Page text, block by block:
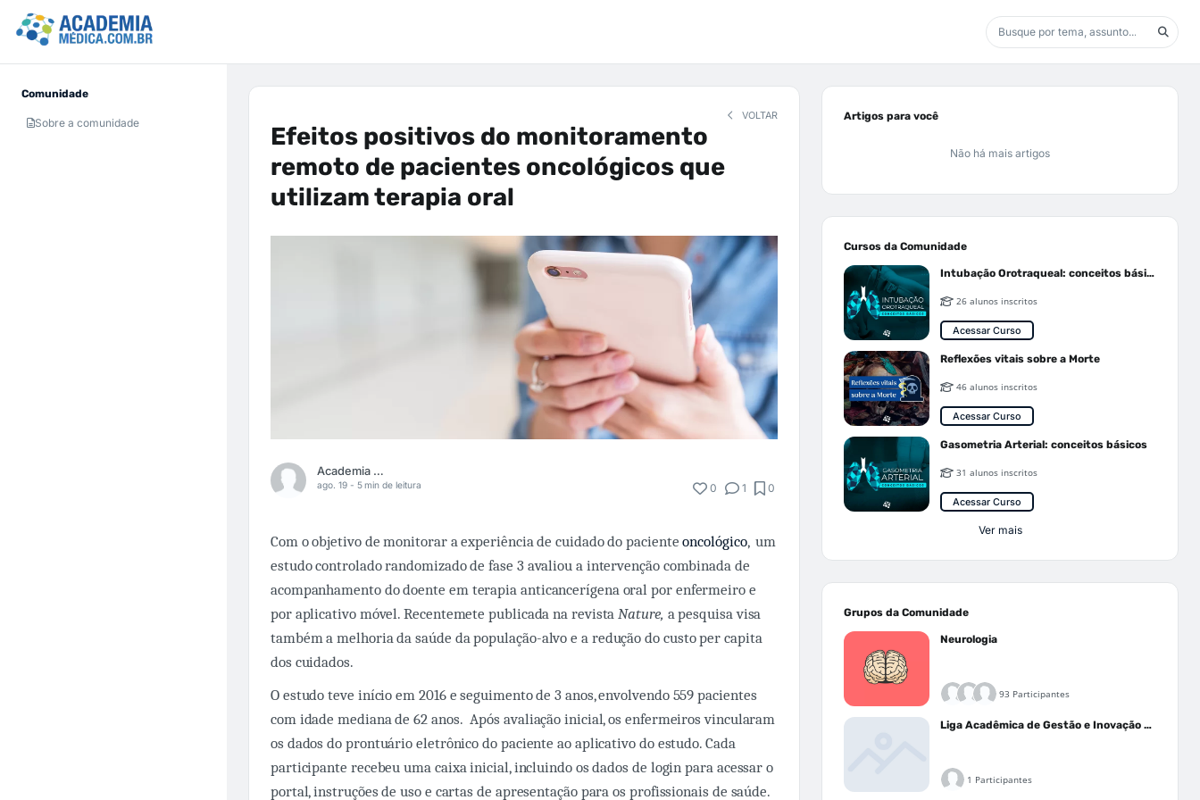
Comunidade
Sobre a comunidade
VOLTAR
Efeitos positivos do monitoramento
remoto de pacientes oncológicos que
utilizam terapia oral
Academia Médica
ago. 19 - 5 min de leitura 0 1 0
Com o objetivo de monitorar a experiência de cuidado do pacienteoncológico, um
estudo controlado randomizado de fase 3 avaliou a intervenção combinada de
acompanhamento do doente em terapia anticancerígena oral por enfermeiro e
por aplicativo móvel. Recentemete publicada na revista Nature, a pesquisa visa
também a melhoria da saúde da população-alvo e a redução do custo per capita
dos cuidados.
O estudo teve início em 2016 e seguimento de 3 anos, envolvendo 559 pacientes
com idade mediana de 62 anos. Após avaliação inicial, os enfermeiros vincularam
os dados do prontuário eletrônico do paciente ao aplicativo do estudo. Cada
participante recebeu uma caixa inicial, incluindo os dados de login para acessar o
portal, instruções de uso e cartas de apresentação para os profissionais de saúde.
Artigos para você
Não há mais artigos
Cursos da Comunidade
Intubação Orotraqueal: conceitos básicos
26 alunos inscritos
Acessar Curso
Reflexões vitais sobre a Morte
46 alunos inscritos
Acessar Curso
Gasometria Arterial: conceitos básicos
31 alunos inscritos
Acessar Curso
Ver mais
Grupos da Comunidade
Neurologia
93 Participantes
Liga Acadêmica de Gestão e Inovação Médica - LAGIM
1 Participantes